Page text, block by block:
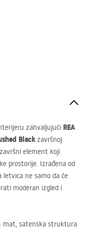
zahvaljujući REA
Blackzavršnoj
element koji
prostorije. Izrađena od
letvica ne samo da će
moderan izgled i
mat, satenska struktura